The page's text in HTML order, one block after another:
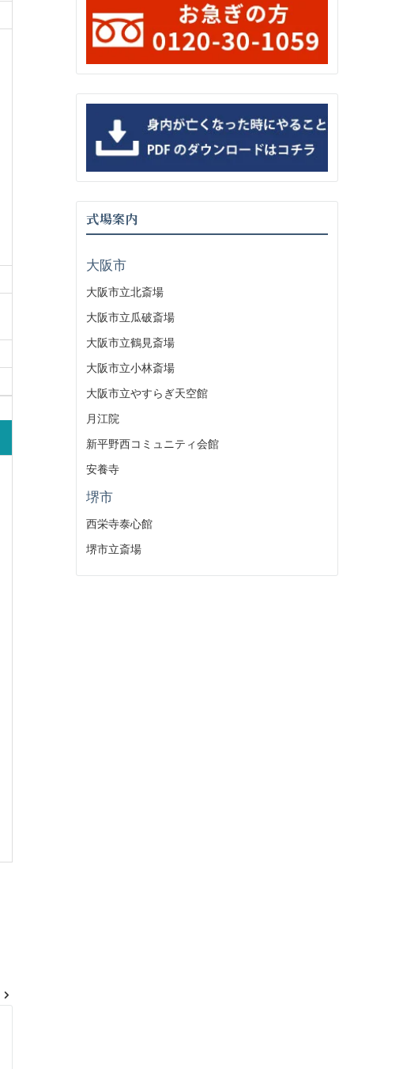
式場案内
大阪市
大阪市立北斎場
大阪市立瓜破斎場
大阪市立鶴見斎場
大阪市立小林斎場
大阪市立やすらぎ天空館
月江院
新平野西コミュニティ会館
安養寺
堺市
西栄寺泰心館
堺市立斎場